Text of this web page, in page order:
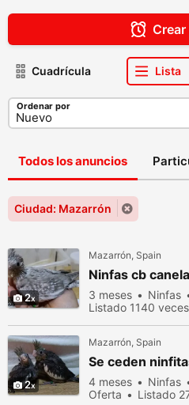
Cuadrícula Lista
Ordenar por
Todos los anuncios
Ciudad: Mazarrón
2
Mazarrón, Spain
Ninfas cb
3 meses Ninfas
Listado 1140
2
Mazarrón, Spain
Se ceden
4 meses Ninfas
Oferta
Listado